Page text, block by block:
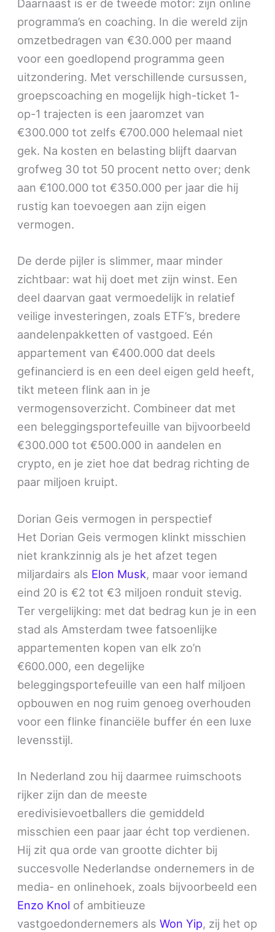
Daarnaast is er de tweede motor: zijn online
programma’s en coaching. In die wereld zijn
omzetbedragen van €30.000 per maand
voor een goedlopend programma geen
uitzondering. Met verschillende cursussen,
groepscoaching en mogelijk high-ticket 1-
op-1 trajecten is een jaaromzet van
€300.000 tot zelfs €700.000 helemaal niet
gek. Na kosten en belasting blijft daarvan
grofweg 30 tot 50 procent netto over; denk
aan €100.000 tot €350.000 per jaar die hij
rustig kan toevoegen aan zijn eigen
vermogen.
De derde pijler is slimmer, maar minder
zichtbaar: wat hij doet met zijn winst. Een
deel daarvan gaat vermoedelijk in relatief
veilige investeringen, zoals ETF’s, bredere
aandelenpakketten of vastgoed. Eén
appartement van €400.000 dat deels
gefinancierd is en een deel eigen geld heeft,
tikt meteen flink aan in je
vermogensoverzicht. Combineer dat met
een beleggingsportefeuille van bijvoorbeeld
€300.000 tot €500.000 in aandelen en
crypto, en je ziet hoe dat bedrag richting de
paar miljoen kruipt.
Dorian Geis vermogen in perspectief
Het Dorian Geis vermogen klinkt misschien
niet krankzinnig als je het afzet tegen
miljardairs als Elon Musk, maar voor iemand
eind 20 is €2 tot €3 miljoen ronduit stevig.
Ter vergelijking: met dat bedrag kun je in een
stad als Amsterdam twee fatsoenlijke
appartementen kopen van elk zo’n
€600.000, een degelijke
beleggingsportefeuille van een half miljoen
opbouwen en nog ruim genoeg overhouden
voor een flinke financiële buffer én een luxe
levensstijl.
In Nederland zou hij daarmee ruimschoots
rijker zijn dan de meeste
eredivisievoetballers die gemiddeld
misschien een paar jaar écht top verdienen.
Hij zit qua orde van grootte dichter bij
succesvolle Nederlandse ondernemers in de
media- en onlinehoek, zoals bijvoorbeeld een
Enzo Knol of ambitieuze
vastgoedondernemers alsWon Yip, zij het op